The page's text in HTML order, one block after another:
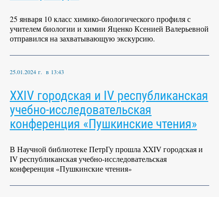
25 января 10 класс химико-биологического профиля с
учителем биологии и химии Яценко Ксенией Валерьевной
отправился на захватывающую экскурсию.
25.01.2024 г. в 13:43
XXIV городская и IV республиканская
учебно-исследовательская
конференция «Пушкинские чтения»
В Научной библиотеке ПетрГу прошла XXIV городская и
IV республиканская учебно-исследовательская
конференция «Пушкинские чтения»